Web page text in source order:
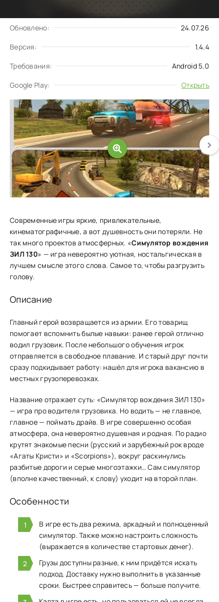
Обновлено: 24.07.26
Версия: 1.4.4
Требования: Android 5.0
Google Play: Открыть
Современные игры яркие, привлекательные,
кинематографичные, а вот душевность они потеряли. Не
так много проектов атмосферных. «Симулятор вождения
ЗИЛ 130» — игра невероятно уютная, ностальгическая в
лучшем смысле этого слова. Самое то, чтобы разгрузить
голову.
Описание
Главный герой возвращается из армии. Его товарищ
помогает вспомнить былые навыки: ранее герой отлично
водил грузовик. После небольшого обучения игрок
отправляется в свободное плавание. И старый друг почти
сразу подкидывает работу: нашёл для игрока вакансию в
местных грузоперевозках.
Название отражает суть: «Симулятор вождения ЗИЛ 130»
— игра про водителя грузовика. Но водить — не главное,
главное — поймать драйв. В игре совершенно особая
атмосфера, она невероятно душевная и родная. По радио
крутят знакомые песни (русский и зарубежный рок вроде
«Агаты Кристи» и «Scorpions»), вокруг раскинулись
разбитые дороги и серые многоэтажки… Сам симулятор
(вполне качественный, к слову) уходит на второй план.
Особенности
В игре есть два режима, аркадный и полноценный
симулятор. Также можно настроить сложность
(выражается в количестве стартовых денег).
Грузы доступны разные, к ним придётся искать
подход. Доставку нужно выполнить в указанные
сроки. Быстрее справитесь — больше получите.